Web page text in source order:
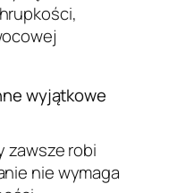
wyjątkowe
zawsze robi
nie wymaga